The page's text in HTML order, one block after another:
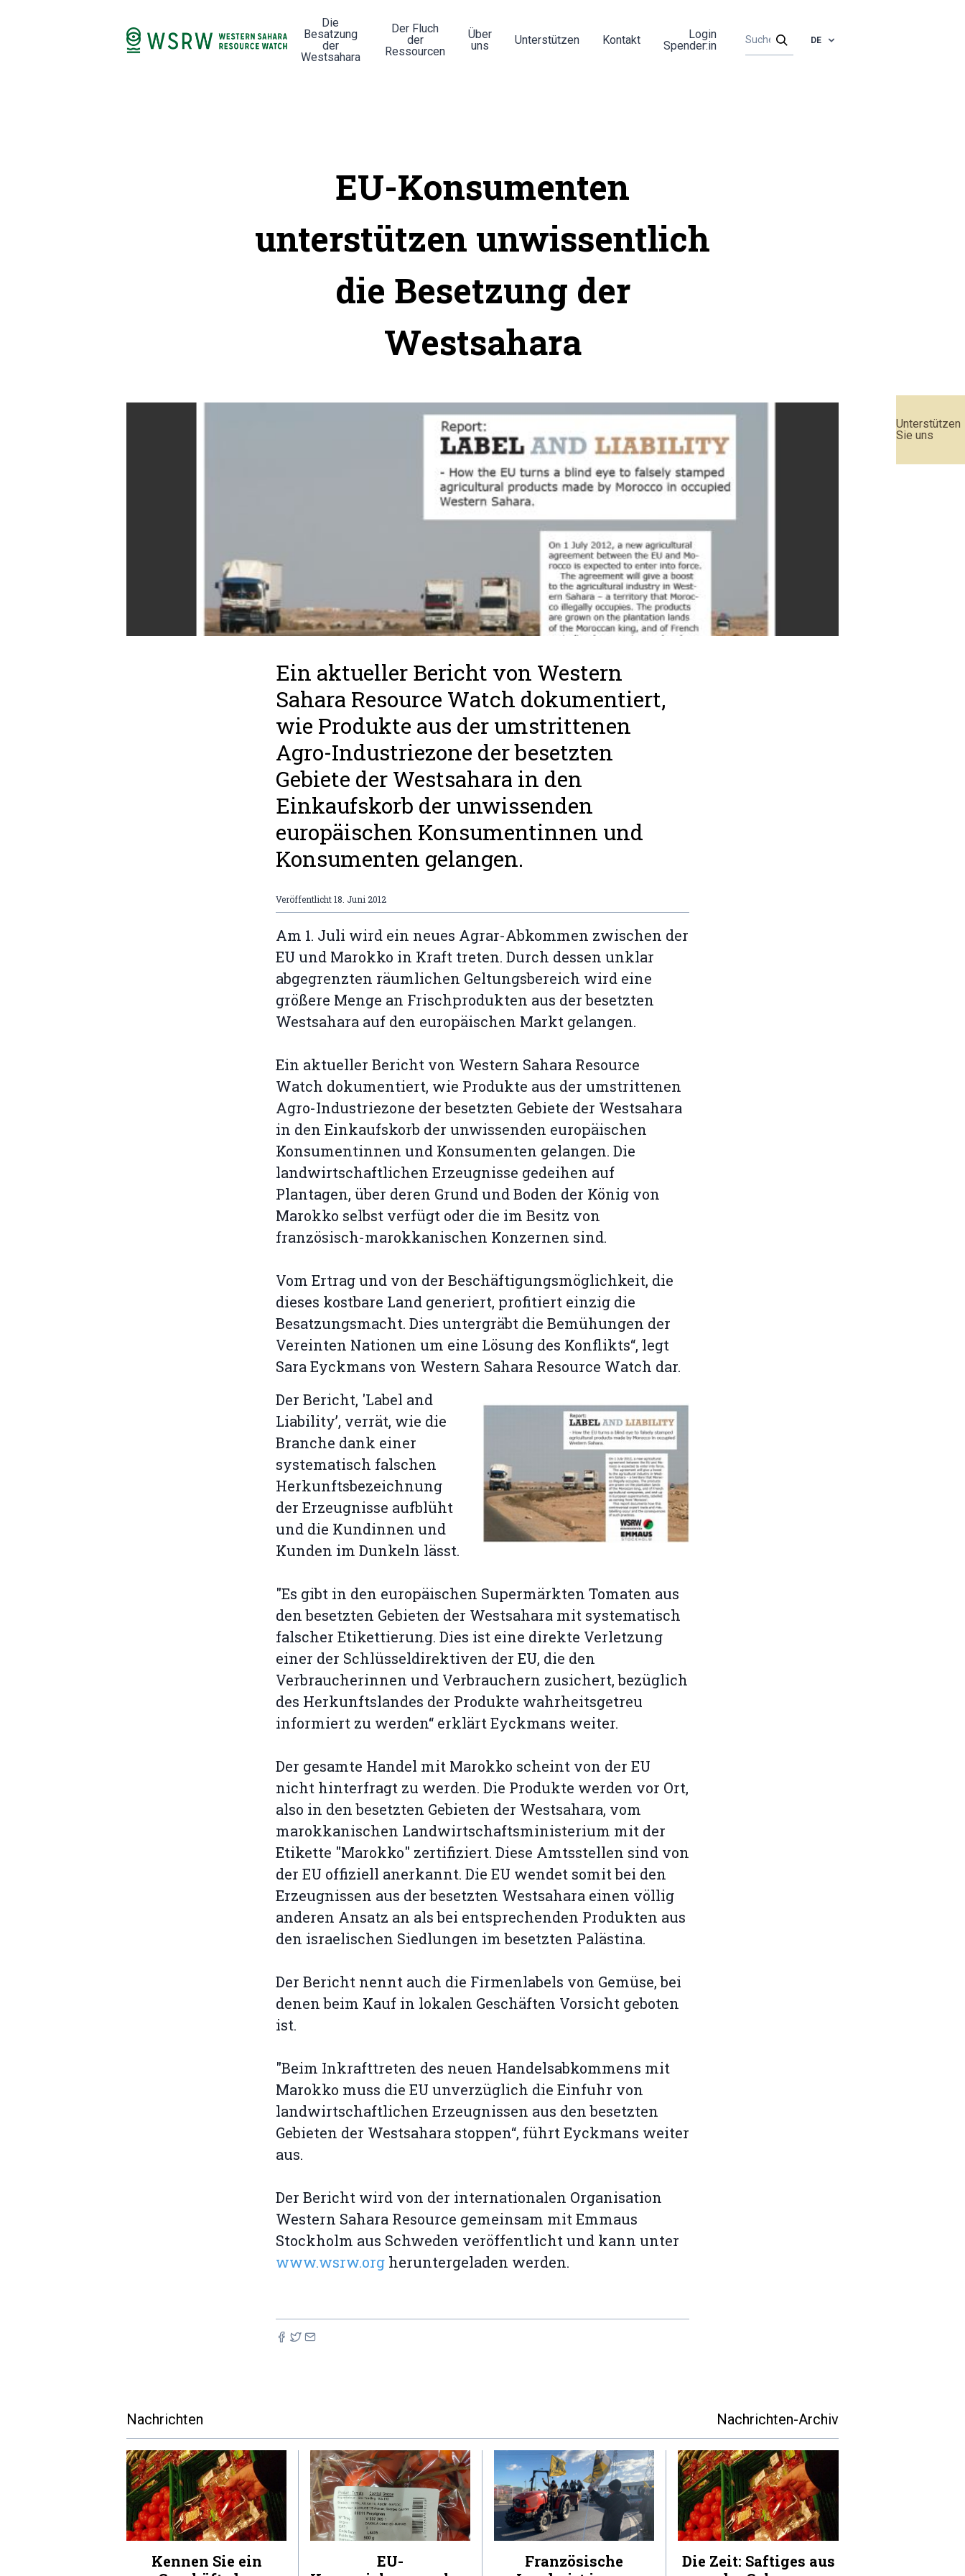
Unterstützen
Sie uns
Die
Besatzung
der
Westsahara
Der Fluch
der
Ressourcen
Über
uns
Unterstützen Kontakt
Login
Spender:in
DE
EU-Konsumenten
unterstützen unwissentlich
die Besetzung der
Westsahara
Ein aktueller Bericht von Western
Sahara Resource Watch dokumentiert,
wie Produkte aus der umstrittenen
Agro-Industriezone der besetzten
Gebiete der Westsahara in den
Einkaufskorb der unwissenden
europäischen Konsumentinnen und
Konsumenten gelangen.
Veröffentlicht18. Juni 2012
Am 1. Juli wird ein neues Agrar-Abkommen zwischen der
EU und Marokko in Kraft treten. Durch dessen unklar
abgegrenzten räumlichen Geltungsbereich wird eine
größere Menge an Frischprodukten aus der besetzten
Westsahara auf den europäischen Markt gelangen.
Ein aktueller Bericht von Western Sahara Resource
Watch dokumentiert, wie Produkte aus der umstrittenen
Agro-Industriezone der besetzten Gebiete der Westsahara
in den Einkaufskorb der unwissenden europäischen
Konsumentinnen und Konsumenten gelangen. Die
landwirtschaftlichen Erzeugnisse gedeihen auf
Plantagen, über deren Grund und Boden der König von
Marokko selbst verfügt oder die im Besitz von
französisch-marokkanischen Konzernen sind.
Vom Ertrag und von der Beschäftigungsmöglichkeit, die
dieses kostbare Land generiert, profitiert einzig die
Besatzungsmacht. Dies untergräbt die Bemühungen der
Vereinten Nationen um eine Lösung des Konflikts“, legt
Sara Eyckmans von Western Sahara Resource Watch dar.
Der Bericht, 'Label and
Liability’, verrät, wie die
Branche dank einer
systematisch falschen
Herkunftsbezeichnung
der Erzeugnisse aufblüht
und die Kundinnen und
Kunden im Dunkeln lässt.
"Es gibt in den europäischen Supermärkten Tomaten aus
den besetzten Gebieten der Westsahara mit systematisch
falscher Etikettierung. Dies ist eine direkte Verletzung
einer der Schlüsseldirektiven der EU, die den
Verbraucherinnen und Verbrauchern zusichert, bezüglich
des Herkunftslandes der Produkte wahrheitsgetreu
informiert zu werden“ erklärt Eyckmans weiter.
Der gesamte Handel mit Marokko scheint von der EU
nicht hinterfragt zu werden. Die Produkte werden vor Ort,
also in den besetzten Gebieten der Westsahara, vom
marokkanischen Landwirtschaftsministerium mit der
Etikette "Marokko" zertifiziert. Diese Amtsstellen sind von
der EU offiziell anerkannt. Die EU wendet somit bei den
Erzeugnissen aus der besetzten Westsahara einen völlig
anderen Ansatz an als bei entsprechenden Produkten aus
den israelischen Siedlungen im besetzten Palästina.
Der Bericht nennt auch die Firmenlabels von Gemüse, bei
denen beim Kauf in lokalen Geschäften Vorsicht geboten
ist.
"Beim Inkrafttreten des neuen Handelsabkommens mit
Marokko muss die EU unverzüglich die Einfuhr von
landwirtschaftlichen Erzeugnissen aus den besetzten
Gebieten der Westsahara stoppen“, führt Eyckmans weiter
aus.
Der Bericht wird von der internationalen Organisation
Western Sahara Resource gemeinsam mit Emmaus
Stockholm aus Schweden veröffentlicht und kann unter
www.wsrw.org heruntergeladen werden.
Nachrichten Nachrichten-Archiv
Kennen Sie ein
EU-
Französische
Die Zeit: Saftiges aus